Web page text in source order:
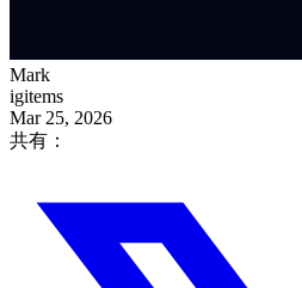
Mark
igitems
Mar 25, 2026
共有：